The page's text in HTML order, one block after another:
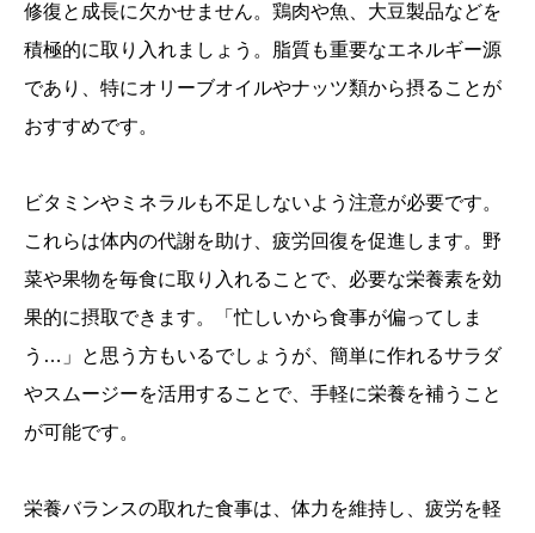
修復と成長に欠かせません。鶏肉や魚、大豆製品などを
積極的に取り入れましょう。脂質も重要なエネルギー源
であり、特にオリーブオイルやナッツ類から摂ることが
おすすめです。
ビタミンやミネラルも不足しないよう注意が必要です。
これらは体内の代謝を助け、疲労回復を促進します。野
菜や果物を毎食に取り入れることで、必要な栄養素を効
果的に摂取できます。「忙しいから食事が偏ってしま
う…」と思う方もいるでしょうが、簡単に作れるサラダ
やスムージーを活用することで、手軽に栄養を補うこと
が可能です。
栄養バランスの取れた食事は、体力を維持し、疲労を軽